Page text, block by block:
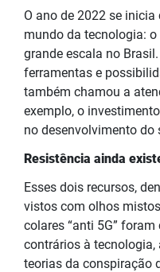
O ano de 2022 se
mundo da tecnologia: o
grande escala no
ferramentas e
também chamou a
exemplo, o
no desenvolvimento do
Resistência ainda
Esses dois recursos,
vistos com olhos
colares “anti 5G”
contrários à
teorias da conspiração